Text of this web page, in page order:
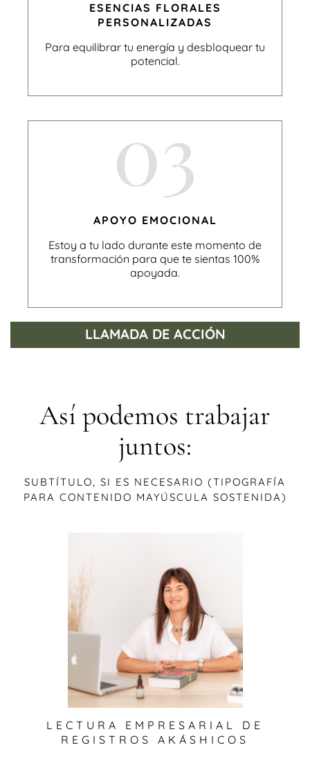
ESENCIAS FLORALES
PERSONALIZADAS
Para equilibrar tu energía y desbloquear tu
potencial.
APOYO EMOCIONAL
Estoy a tu lado durante este momento de
transformación para que te sientas 100%
apoyada.
LLAMADA DE ACCIÓN
Así podemos trabajar
juntos:
SUBTÍTULO, SI ES NECESARIO (TIPOGRAFÍA
PARA CONTENIDO MAYÚSCULA SOSTENIDA)
LECTURA EMPRESARIAL DE
REGISTROS AKÁSHICOS